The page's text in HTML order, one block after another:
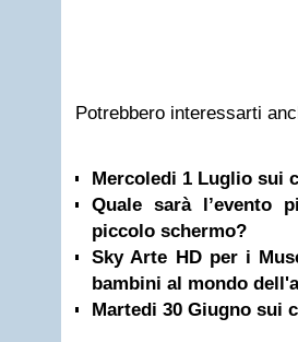
Potrebbero interessarti
Mercoledi 1 Luglio sui
Quale sarà l’evento
piccolo schermo?
Sky Arte HD per i
bambini al mondo
Martedi 30 Giugno sui